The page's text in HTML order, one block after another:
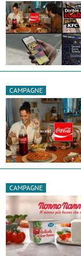
CAMPAGNE
CAMPAGNE